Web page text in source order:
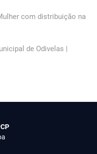
com distribuição na
de Odivelas |